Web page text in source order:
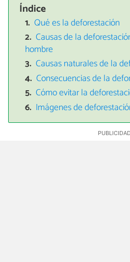
Índice
Qué es la deforestación
Causas de la
hombre
Causas naturales de la
Consecuencias de la
Cómo evitar la
Imágenes de